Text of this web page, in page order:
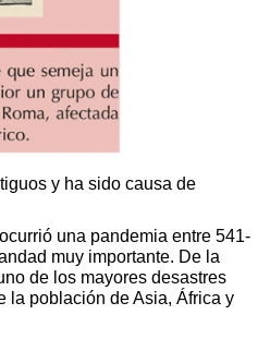
y ha sido causa de
una pandemia entre 541-
muy importante. De la
de los mayores desastres
la población de Asia, África y